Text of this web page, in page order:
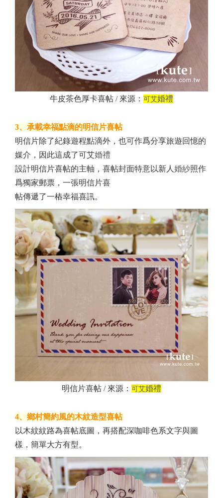
牛皮茶色厚卡喜帖 / 來源： 可艾婚禮
3、承載幸福點滴的明信片喜帖
明信片除了紀錄遊程點滴外，也可作爲分享旅遊回憶的
媒介，因此這成了可艾婚禮
設計明信片喜帖的主軸，喜帖封面特意以新人 婚紗照作
爲獨家郵票，一張明信片喜
帖傳遞了一樁幸福喜訊。
明信片喜帖 / 來源： 可艾婚禮
4、鄉村簡約風的木紋造型喜帖
以木紋紋路為喜帖底圖，再搭配深咖啡色系文字與圖
樣，簡單大方有型。